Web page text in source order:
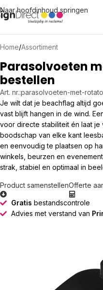
Naar hoofdinhoud springen
Home/Assortiment
Parasolvoeten
bestellen
Art. nr.:parasolvoeten-met-
Je wilt dat je beachflag altijd
vast blijft hangen in de wind.
voor directe stabiliteit én laat
boodschap van elke kant
en eenvoudig te plaatsen op
winkels, beurzen en
strak, stabiel en optimaal in
Product samenstellenOfferte
Gratis bestandscontrole
Advies met verstand van